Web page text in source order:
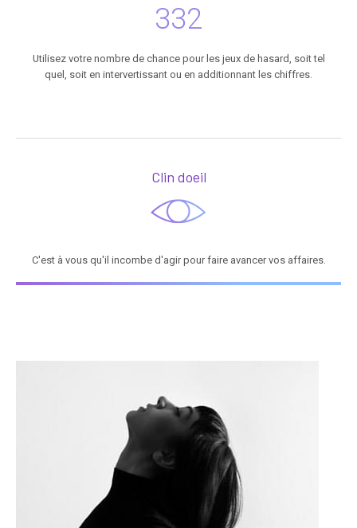
332
Utilisez votre nombre de chance pour les jeux de hasard, soit tel
quel, soit en intervertissant ou en additionnant les chiffres.
Clin doeil
C'est à vous qu'il incombe d'agir pour faire avancer vos affaires.